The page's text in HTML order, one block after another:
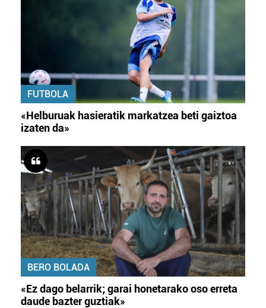
FUTBOLA
«Helburuak hasieratik markatzea beti gaiztoa
izaten da»
BERO BOLADA
«Ez dago belarrik; garai honetarako oso erreta
daude bazter guztiak»